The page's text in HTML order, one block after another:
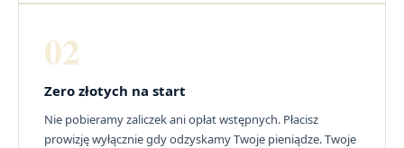
02
Zero złotych na start
Nie pobieramy zaliczek ani opłat wstępnych. Płacisz
prowizję wyłącznie gdy odzyskamy Twoje pieniądze. Twoje